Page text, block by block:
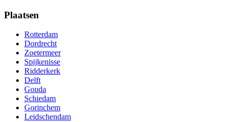
Plaatsen
Rotterdam
Dordrecht
Zoetermeer
Spijkenisse
Ridderkerk
Delft
Gouda
Schiedam
Gorinchem
Leidschendam